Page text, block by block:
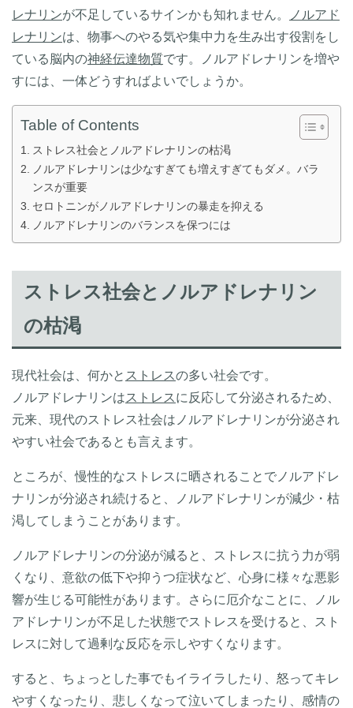
レナリンが不足しているサインかも知れません。
ノルアド
レナリンは、物事へのやる気や集中力を生み出す役割をし
ている脳内の神経伝達物質です。ノルアドレナリンを増や
すには、一体どうすればよいでしょうか。
Table of Contents
ストレス社会とノルアドレナリンの枯渇
ノルアドレナリンは少なすぎても増えすぎてもダメ。バラ
ンスが重要
セロトニンがノルアドレナリンの暴走を抑える
ノルアドレナリンのバランスを保つには
ストレス社会とノルアドレナリン
の枯渇
現代社会は、何かと ストレスの多い社会です。
ノルアドレナリンはストレス に反応して分泌されるため、
元来、現代のストレス社会はノルアドレナリンが分泌され
やすい社会であるとも言えます。
ところが、慢性的なストレスに晒されることでノルアドレ
ナリンが分泌され続けると、ノルアドレナリンが減少・枯
渇してしまうことがあります。
ノルアドレナリンの分泌が減ると、ストレスに抗う力が弱
くなり、意欲の低下や抑うつ症状など、心身に様々な悪影
響が生じる可能性があります。さらに厄介なことに、ノル
アドレナリンが不足した状態でストレスを受けると、スト
レスに対して過剰な反応を示しやすくなります。
すると、ちょっとした事でもイライラしたり、怒ってキレ
やすくなったり、悲しくなって泣いてしまったり、感情の